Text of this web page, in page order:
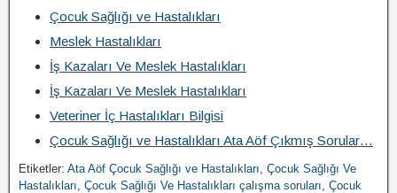
Çocuk Sağlığı ve Hastalıkları
Meslek Hastalıkları
İş Kazaları Ve Meslek Hastalıkları
İş Kazaları Ve Meslek Hastalıkları
Veteriner İç Hastalıkları Bilgisi
Çocuk Sağlığı ve Hastalıkları Ata Aöf Çıkmış Sorular…
Etiketler: Ata Aöf Çocuk Sağlığı ve Hastalıkları, Çocuk Sağlığı Ve
Hastalıkları, Çocuk Sağlığı Ve Hastalıkları çalışma soruları, Çocuk